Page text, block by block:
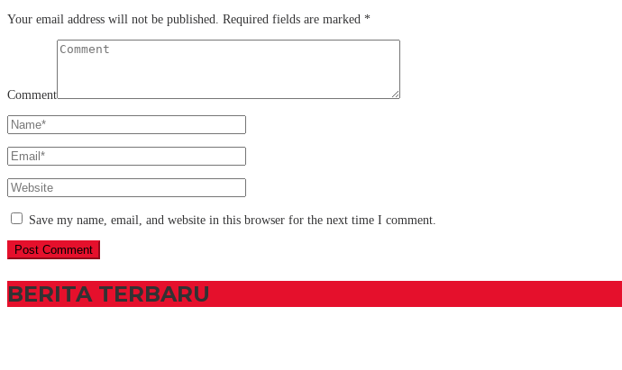
Your email address will not be published. Required fields are marked *
Comment
Save my name, email, and website in this browser for the next time I comment.
BERITA TERBARU